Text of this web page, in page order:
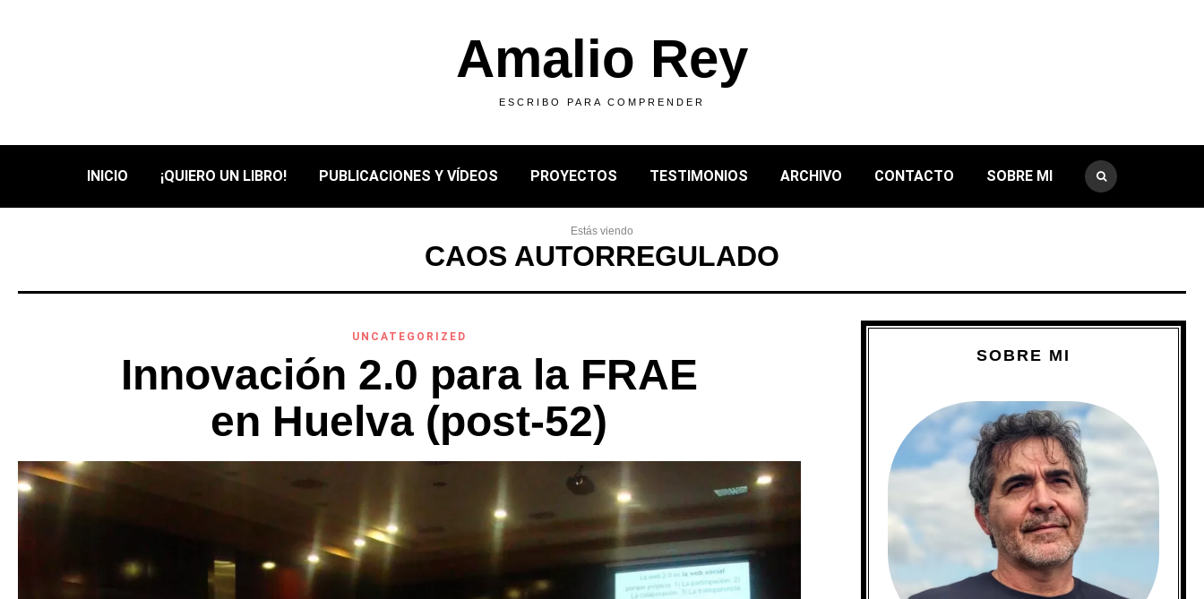
Amalio Rey
ESCRIBO PARA COMPRENDER
INICIO ¡QUIERO UN LIBRO! PUBLICACIONES Y VÍDEOS PROYECTOS TESTIMONIOS ARCHIVO CONTACTO SOBRE MI
Estás viendo
CAOS AUTORREGULADO
UNCATEGORIZED
Innovación 2.0 para la FRAE
en Huelva (post-52)
SOBRE MI